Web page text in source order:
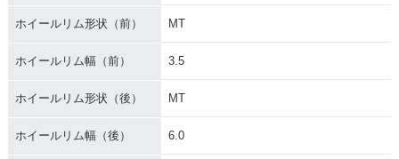
ホイールリム形状（前） MT
ホイールリム幅（前） 3.5
ホイールリム形状（後） MT
ホイールリム幅（後） 6.0